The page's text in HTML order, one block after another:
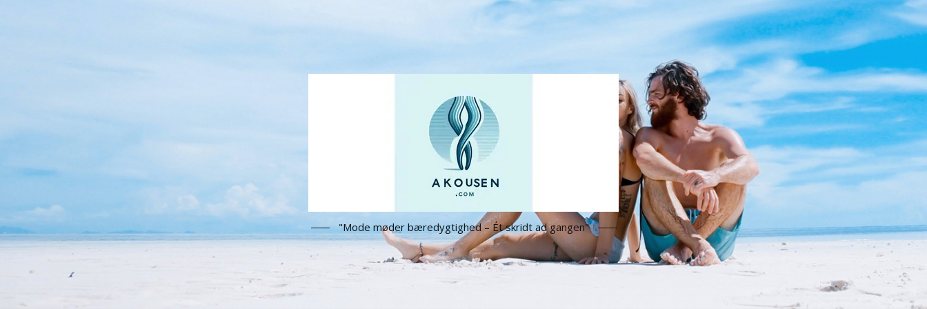
"Mode møder bæredygtighed – Ét skridt ad gangen"